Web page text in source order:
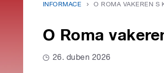
INFORMACE O ROMA VAKEREN S
O Roma
26. duben 2026